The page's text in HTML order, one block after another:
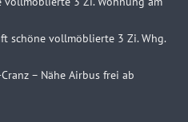
schöne vollmöblierte 3 Zi. Whg.
– Nähe Airbus frei ab